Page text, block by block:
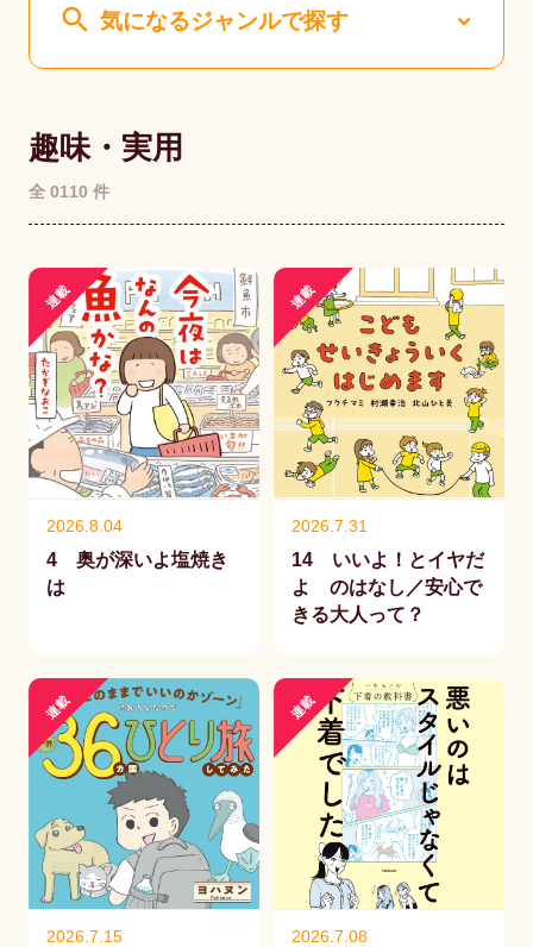
search 気になるジャンルで探す
趣味・実用
全 0110 件
連載
2026.8.04
4 奥が深いよ塩焼き
は
連載
2026.7.31
14 いいよ！とイヤだ
よ のはなし／安心で
きる大人って？
連載
2026.7.15
連載
2026.7.08